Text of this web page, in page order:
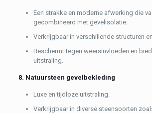
Een strakke en moderne afwerking die
gecombineerd met gevelisolatie.
Verkrijgbaar in verschillende structuren
Beschermt tegen weersinvloeden en
uitstraling.
8. Natuursteen gevelbekleding
Luxe en tijdloze uitstraling.
Verkrijgbaar in diverse steensoorten